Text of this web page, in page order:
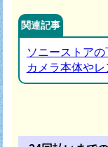
関連記事
ソニーストアの
カメラ本体や